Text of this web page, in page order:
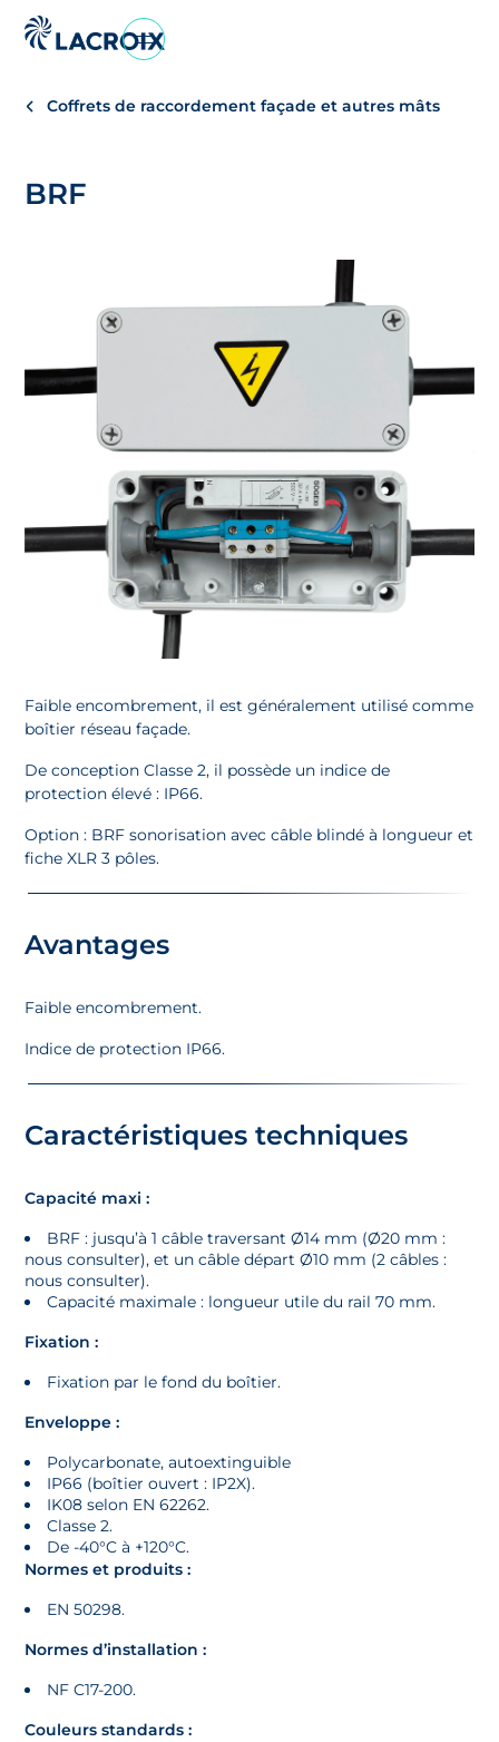
Aller
Coffrets de raccordement façade et autres mâts
BRF
Faible encombrement, il est généralement utilisé comme
boîtier réseau façade.
De conception Classe 2, il possède un indice de
protection élevé : IP66.
Option : BRF sonorisation avec câble blindé à longueur et
fiche XLR 3 pôles.
Avantages
Faible encombrement.
Indice de protection IP66.
Caractéristiques techniques
Capacité maxi :
BRF : jusqu’à 1 câble traversant Ø14 mm (Ø20 mm :
nous consulter), et un câble départ Ø10 mm (2 câbles :
nous consulter).
Capacité maximale : longueur utile du rail 70 mm.
Fixation :
Fixation par le fond du boîtier.
Enveloppe :
Polycarbonate, autoextinguible
IP66 (boîtier ouvert : IP2X).
IK08 selon EN 62262.
Classe 2.
De -40°C à +120°C.
Normes et produits :
EN 50298.
Normes d’installation :
NF C17-200.
Couleurs standards :